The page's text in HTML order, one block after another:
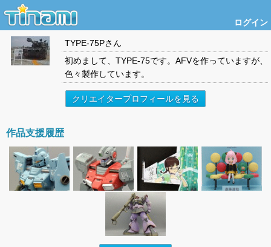
ログイン
TYPE-75Pさん
初めまして、TYPE-75です。AFVを作っていますが、
色々製作しています。
クリエイタープロフィールを見る
作品支援履歴